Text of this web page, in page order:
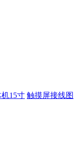
15寸 触摸屏接线图